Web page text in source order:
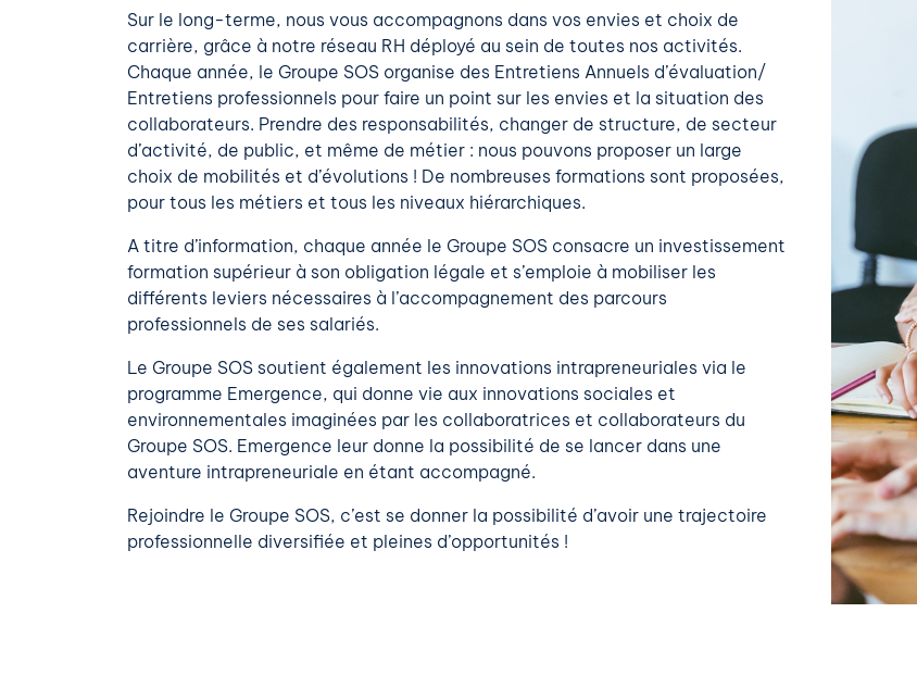
Sur le long-terme, nous vous accompagnons dans vos envies et choix de
carrière, grâce à notre réseau RH déployé au sein de toutes nos activités.
Chaque année, le Groupe SOS organise des Entretiens Annuels d’évaluation/
Entretiens professionnels pour faire un point sur les envies et la situation des
collaborateurs. Prendre des responsabilités, changer de structure, de secteur
d’activité, de public, et même de métier : nous pouvons proposer un large
choix de mobilités et d’évolutions ! De nombreuses formations sont proposées,
pour tous les métiers et tous les niveaux hiérarchiques.
A titre d’information, chaque année le Groupe SOS consacre un investissement
formation supérieur à son obligation légale et s’emploie à mobiliser les
différents leviers nécessaires à l’accompagnement des parcours
professionnels de ses salariés.
Le Groupe SOS soutient également les innovations intrapreneuriales via le
programme Emergence, qui donne vie aux innovations sociales et
environnementales imaginées par les collaboratrices et collaborateurs du
Groupe SOS. Emergence leur donne la possibilité de se lancer dans une
aventure intrapreneuriale en étant accompagné.
Rejoindre le Groupe SOS, c’est se donner la possibilité d’avoir une trajectoire
professionnelle diversifiée et pleines d’opportunités !